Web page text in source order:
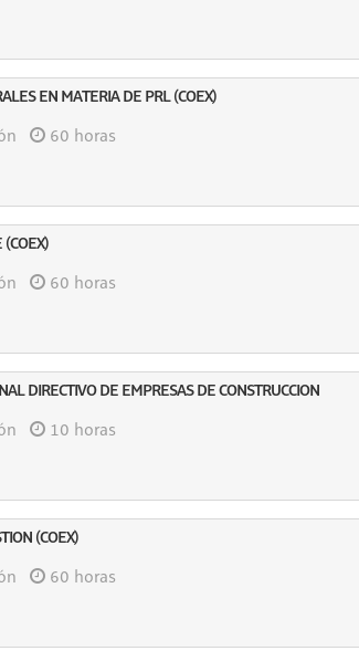
EN MATERIA DE PRL (COEX)
60 horas
60 horas
DIRECTIVO DE EMPRESAS DE CONSTRUCCION
10 horas
(COEX)
60 horas